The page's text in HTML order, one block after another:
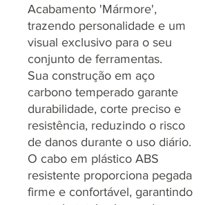
Acabamento 'Mármore',
trazendo personalidade e um
visual exclusivo para o seu
conjunto de ferramentas.
Sua construção em aço
carbono temperado garante
durabilidade, corte preciso e
resistência, reduzindo o risco
de danos durante o uso diário.
O cabo em plástico ABS
resistente proporciona pegada
firme e confortável, garantindo